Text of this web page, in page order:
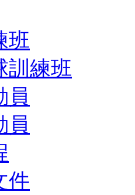
班
訓練班
員
員
件